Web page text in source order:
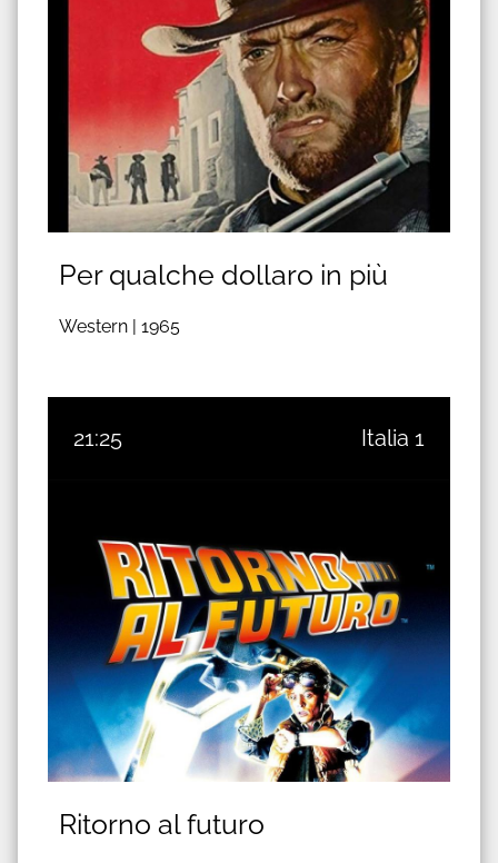
Per qualche dollaro in più
Western | 1965
21:25 Italia 1
Ritorno al futuro